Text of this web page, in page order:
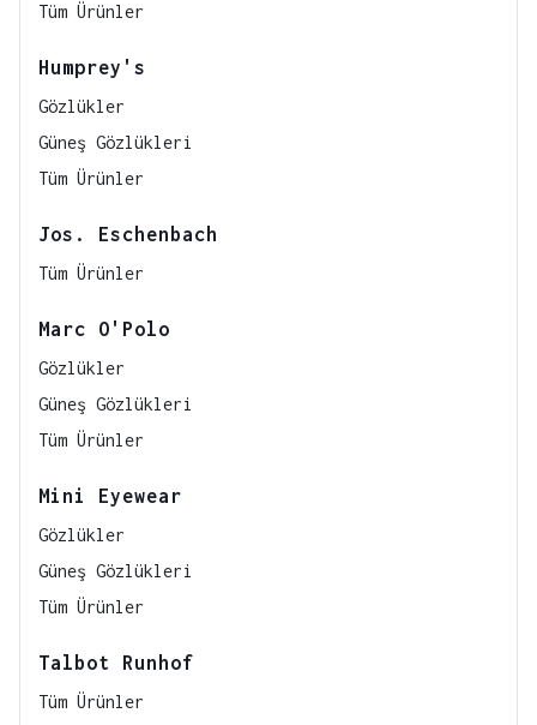
Tüm Ürünler
Humprey's
Gözlükler
Güneş Gözlükleri
Tüm Ürünler
Jos. Eschenbach
Tüm Ürünler
Marc O'Polo
Gözlükler
Güneş Gözlükleri
Tüm Ürünler
Mini Eyewear
Gözlükler
Güneş Gözlükleri
Tüm Ürünler
Talbot Runhof
Tüm Ürünler